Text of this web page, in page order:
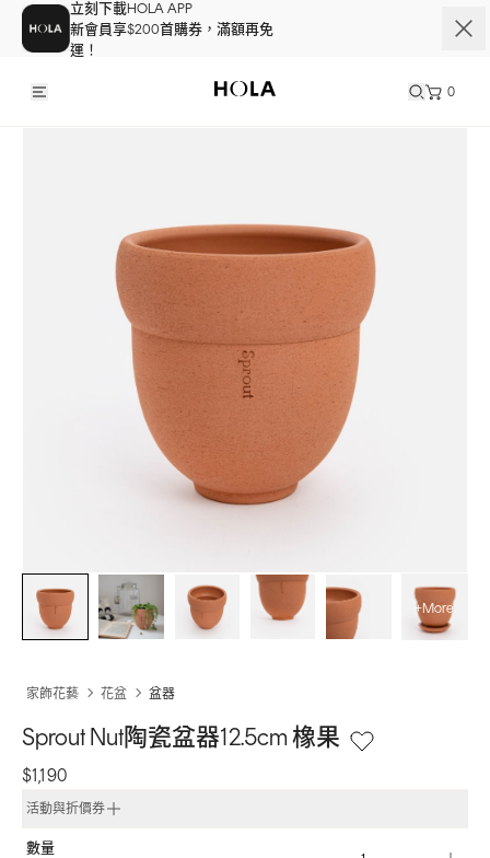
立刻下載HOLA APP
新會員享$200首購券，滿額再免
運！
0
+More
家飾花藝 花盆 盆器
Sprout Nut陶瓷盆器12.5cm 橡果
$1,190
活動與折價券
數量